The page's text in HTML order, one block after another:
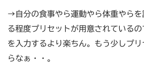
→自分の食事やら運動やら体重やらを
る程度プリセットが用意されている
を入力するより楽ちん。もう少しプ
らなぁ・・。